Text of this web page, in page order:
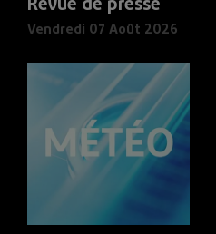
Revue de presse
Vendredi 07 Août 2026